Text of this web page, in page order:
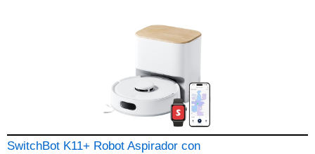
SwitchBot K11+ Robot Aspirador con